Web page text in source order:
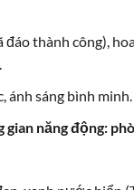
đáo thành công),
ánh sáng bình minh.
năng động: